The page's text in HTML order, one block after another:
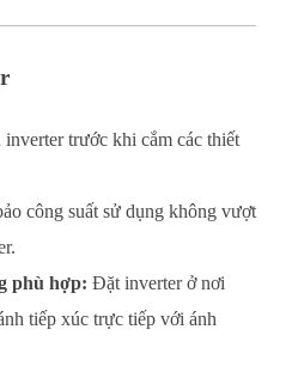
inverter trước khi cắm các thiết
công suất sử dụng không vượt
phù hợp: Đặt inverter ở nơi
tiếp xúc trực tiếp với ánh